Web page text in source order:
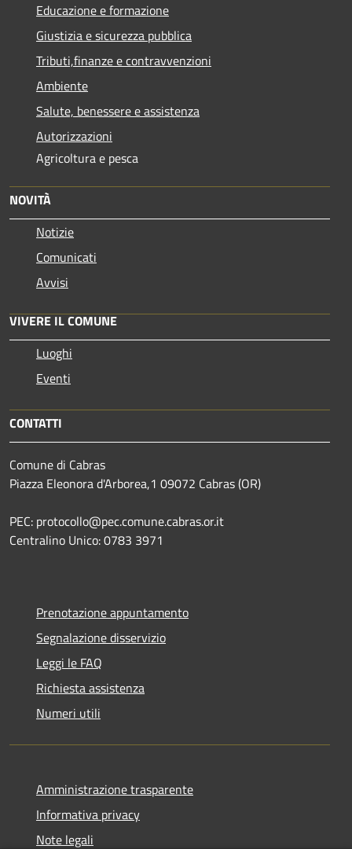
Educazione e formazione
Giustizia e sicurezza pubblica
Tributi,finanze e contravvenzioni
Ambiente
Salute, benessere e assistenza
Autorizzazioni
Agricoltura e pesca
NOVITÀ
Notizie
Comunicati
Avvisi
VIVERE IL COMUNE
Luoghi
Eventi
CONTATTI
Comune di Cabras
Piazza Eleonora d'Arborea,1 09072 Cabras (OR)
PEC: protocollo@pec.comune.cabras.or.it
Centralino Unico: 0783 3971
Prenotazione appuntamento
Segnalazione disservizio
Leggi le FAQ
Richiesta assistenza
Numeri utili
Amministrazione trasparente
Informativa privacy
Note legali